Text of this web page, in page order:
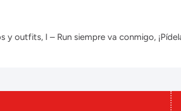
outfits, I – Run siempre va conmigo,